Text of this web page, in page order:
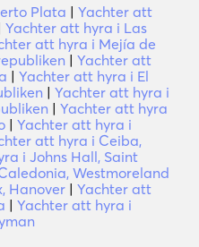
Plata | Yachter att
Yachter att hyra i Las
att hyra i Mejía de
| Yachter att
| Yachter att hyra i El
| Yachter att hyra i
| Yachter att hyra
| Yachter att hyra i
att hyra i Ceiba,
i Johns Hall, Saint
Westmoreland
Hanover | Yachter att
| Yachter att hyra i